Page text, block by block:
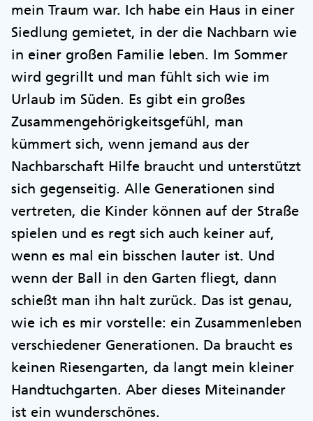
mein Traum war. Ich habe ein Haus in einer
Siedlung gemietet, in der die Nachbarn wie
in einer großen Familie leben. Im Sommer
wird gegrillt und man fühlt sich wie im
Urlaub im Süden. Es gibt ein großes
Zusammengehörigkeitsgefühl, man
kümmert sich, wenn jemand aus der
Nachbarschaft Hilfe braucht und unterstützt
sich gegenseitig. Alle Generationen sind
vertreten, die Kinder können auf der Straße
spielen und es regt sich auch keiner auf,
wenn es mal ein bisschen lauter ist. Und
wenn der Ball in den Garten fliegt, dann
schießt man ihn halt zurück. Das ist genau,
wie ich es mir vorstelle: ein Zusammenleben
verschiedener Generationen. Da braucht es
keinen Riesengarten, da langt mein kleiner
Handtuchgarten. Aber dieses Miteinander
ist ein wunderschönes.